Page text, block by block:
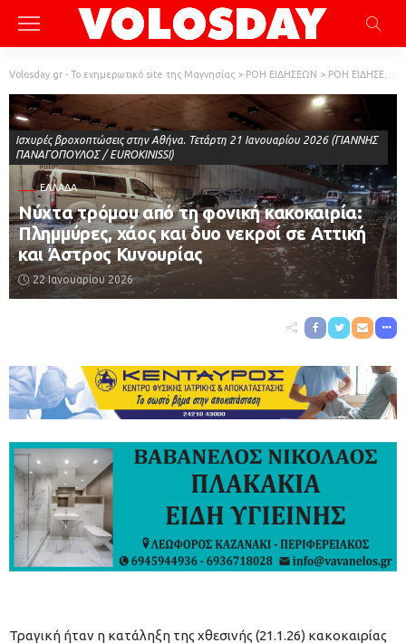
Volosday.gr - Το ενημερωτικό site της Μαγνησίας > ΡΟΗ ΕΙΔΗΣΕΩΝ > ΡΟΗ ΕΙΔΗΣΕΩΝ
ΕΛΛΆΔΑ
Νύχτα τρόμου από τη φονική κακοκαιρία:
Πλημμύρες, χάος και δυο νεκροί σε Αττική
και Άστρος Κυνουρίας
22 Ιανουαρίου 2026
Ισχυρές βροχοπτώσεις στην Αθήνα. Τετάρτη 21 Ιανουαρίου 2026 (ΓΙΑΝΝΗΣ
ΠΑΝΑΓΟΠΟΥΛΟΣ / EUROKINISSI)
Τραγική ήταν η κατάληξη της χθεσινής (21.1.26) κακοκαιρίας